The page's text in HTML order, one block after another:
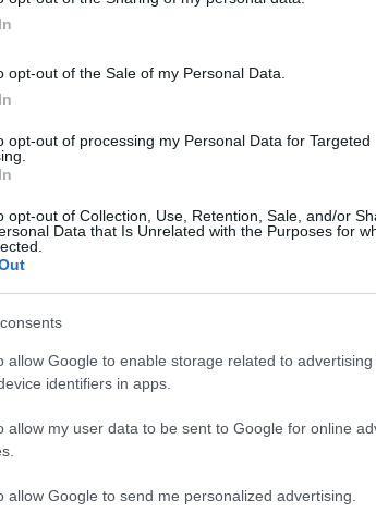
opt-out of the Sale of my Personal Data.
opt-out of processing my Personal Data for Targeted
opt-out of Collection, Use, Retention, Sale, and/or
Data that Is Unrelated with the Purposes for
allow Google to enable storage related to
identifiers in apps.
allow my user data to be sent to Google for online
allow Google to send me personalized advertising.
→
ORDINANZA DELLA
isolata Fondi
- 08:03
dalla Regione Lazio l’ordinanza in
epidemiologica da coronavirus”, relativa
Fondi.…